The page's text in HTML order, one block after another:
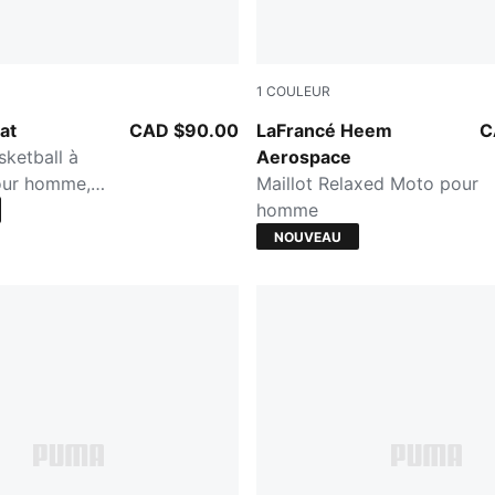
à
homme,
CAD $90.00
1 COULEUR
LaFrancé Heem
Aerospace
PUMA White-Gradient AOP
Maillot Relaxed Moto pour
homme
NOUVEAU